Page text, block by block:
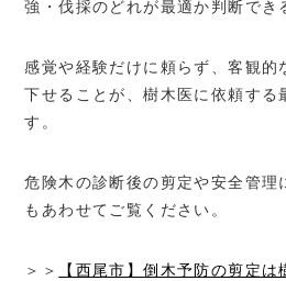
強・伐採のどれが最適か判断でき
感覚や経験だけに頼らず、客観的
下せることが、樹木医に依頼する
す。
危険木の診断後の剪定や安全管理
もあわせてご覧ください。
＞＞
【西尾市】倒木予防の剪定